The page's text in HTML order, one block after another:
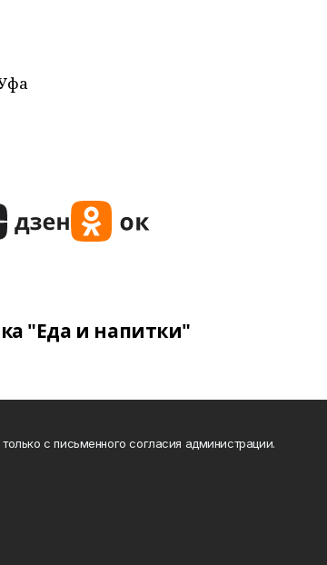
"Еда и напитки"
с письменного согласия администрации.